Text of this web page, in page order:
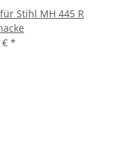
Stihl MH 445 R
€ *